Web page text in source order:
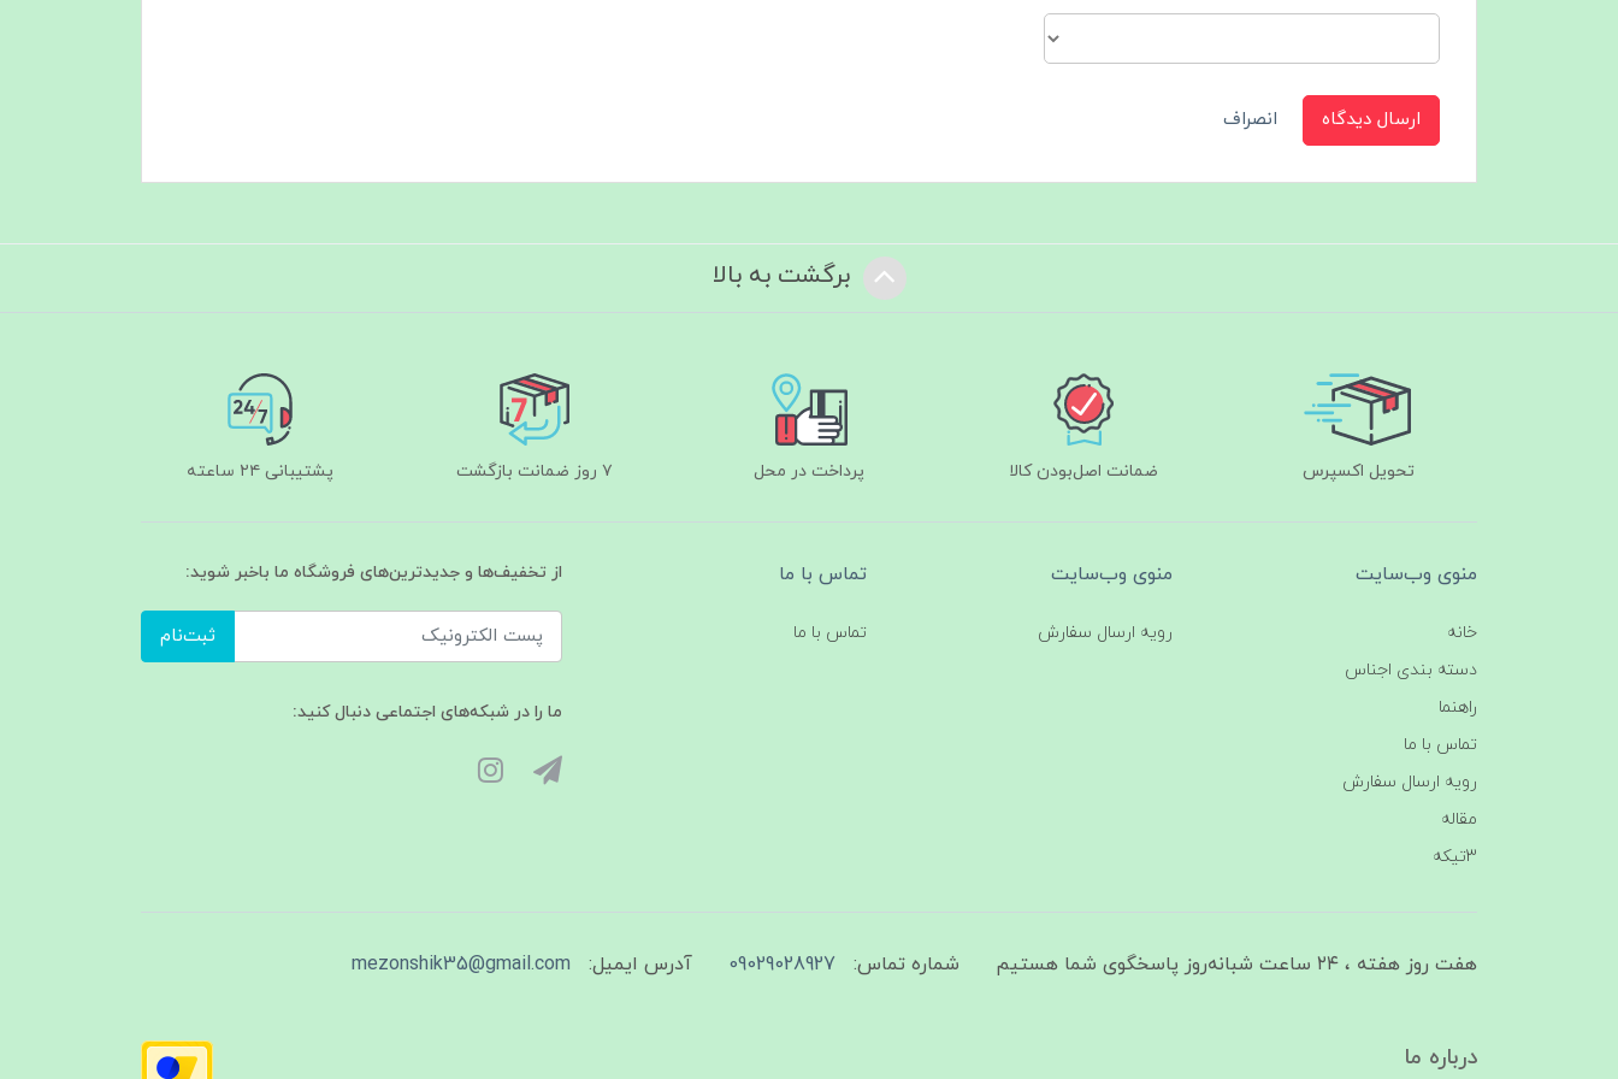
ارسال دیدگاه انصراف
برگشت به بالا
تحویل اکسپرس ضمانت اصل‌بودن کالا پرداخت در محل ۷ روز ضمانت بازگشت پشتیبانی ۲۴ ساعته
منوی وب‌سایت
خانه
دسته بندی اجناس
راهنما
تماس با ما
رویه ارسال سفارش
مقاله
3تیکه
منوی وب‌سایت
رویه ارسال سفارش
تماس با ما
تماس با ما
از تخفیف‌ها و جدیدترین‌های فروشگاه ما باخبر شوید:
ثبت‌نام
ما را در شبکه‌های اجتماعی دنبال کنید:
هفت روز هفته ، ۲۴ ساعت شبانه‌روز پاسخگوی شما هستیم شماره تماس: 09029028927 آدرس ایمیل: mezonshik35@gmail.com
درباره ما